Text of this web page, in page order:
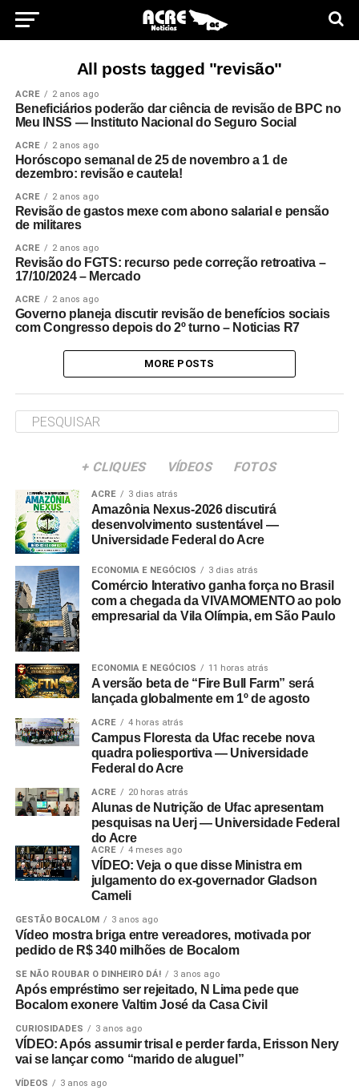
All posts tagged "revisão"
ACRE 2 anos ago
Beneficiários poderão dar ciência de revisão de BPC no
Meu INSS — Instituto Nacional do Seguro Social
ACRE 2 anos ago
Horóscopo semanal de 25 de novembro a 1 de
dezembro: revisão e cautela!
ACRE 2 anos ago
Revisão de gastos mexe com abono salarial e pensão
de militares
ACRE 2 anos ago
Revisão do FGTS: recurso pede correção retroativa –
17/10/2024 – Mercado
ACRE 2 anos ago
Governo planeja discutir revisão de benefícios sociais
com Congresso depois do 2º turno – Noticias R7
MORE POSTS
+ CLIQUES VÍDEOS FOTOS
ACRE 3 dias atrás
Amazônia Nexus-2026 discutirá
desenvolvimento sustentável —
Universidade Federal do Acre
ECONOMIA E NEGÓCIOS 3 dias atrás
Comércio Interativo ganha força no Brasil
com a chegada da VIVAMOMENTO ao polo
empresarial da Vila Olímpia, em São Paulo
ECONOMIA E NEGÓCIOS 11 horas atrás
A versão beta de “Fire Bull Farm” será
lançada globalmente em 1º de agosto
ACRE 4 horas atrás
Campus Floresta da Ufac recebe nova
quadra poliesportiva — Universidade
Federal do Acre
ACRE 20 horas atrás
Alunas de Nutrição de Ufac apresentam
pesquisas na Uerj — Universidade Federal
do Acre
ACRE 4 meses ago
VÍDEO: Veja o que disse Ministra em
julgamento do ex-governador Gladson
Cameli
GESTÃO BOCALOM 3 anos ago
Vídeo mostra briga entre vereadores, motivada por
pedido de R$ 340 milhões de Bocalom
SE NÃO ROUBAR O DINHEIRO DÁ! 3 anos ago
Após empréstimo ser rejeitado, N Lima pede que
Bocalom exonere Valtim José da Casa Civil
CURIOSIDADES 3 anos ago
VÍDEO: Após assumir trisal e perder farda, Erisson Nery
vai se lançar como “marido de aluguel”
VÍDEOS 3 anos ago